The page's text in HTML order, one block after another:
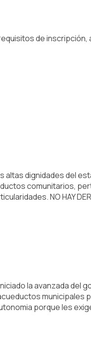
de
dignidades del
comunitarios,
NO HAY
la avanzada del
municipales
porque les